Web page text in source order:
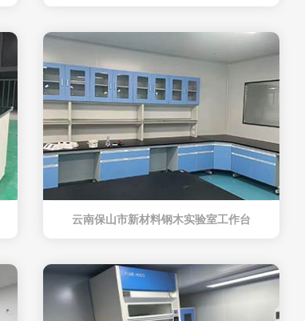
云南保山市新材料钢木实验室工作台